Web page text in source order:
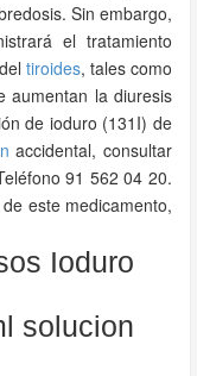
Sin embargo,
el tratamiento
tiroides, tales como
aumentan la diuresis
de ioduro (131I) de
accidental, consultar
91 562 04 20.
este medicamento,
Ioduro
solucion